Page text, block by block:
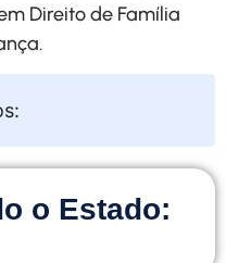
Direito de Família
o Estado: